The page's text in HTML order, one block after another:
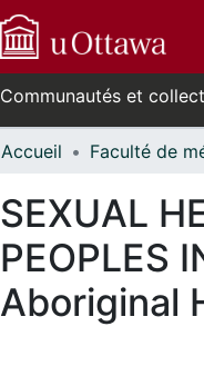
Communautés et
Accueil
SEXUAL
PEOPLES
Aboriginal